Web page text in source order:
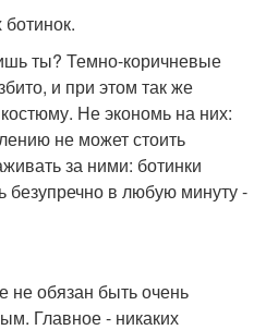
ты? Темно-коричневые
и при этом так же
Не экономь на них:
не может стоить
за ними: ботинки
безупречно в любую минуту -
не обязан быть очень
Главное - никаких